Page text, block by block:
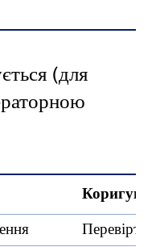
(для